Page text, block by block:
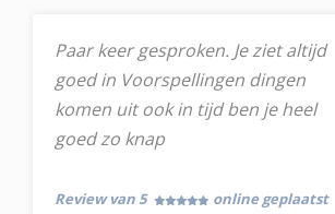
Paar keer gesproken. Je ziet altijd
goed in Voorspellingen dingen
komen uit ook in tijd ben je heel
goed zo knap
Review van 5 online geplaatst